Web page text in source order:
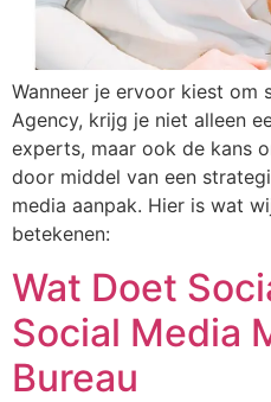
Wanneer je ervoor kiest om
Agency, krijg je niet alleen
experts, maar ook de kans
door middel van een
media aanpak. Hier is wat
betekenen:
Wat Doet
Social Media
Bureau